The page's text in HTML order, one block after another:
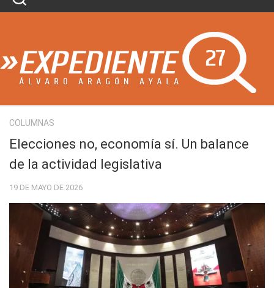
Skip
COLUMNAS
Elecciones no, economía sí. Un balance
de la actividad legislativa
19 DE MAYO DE 2026